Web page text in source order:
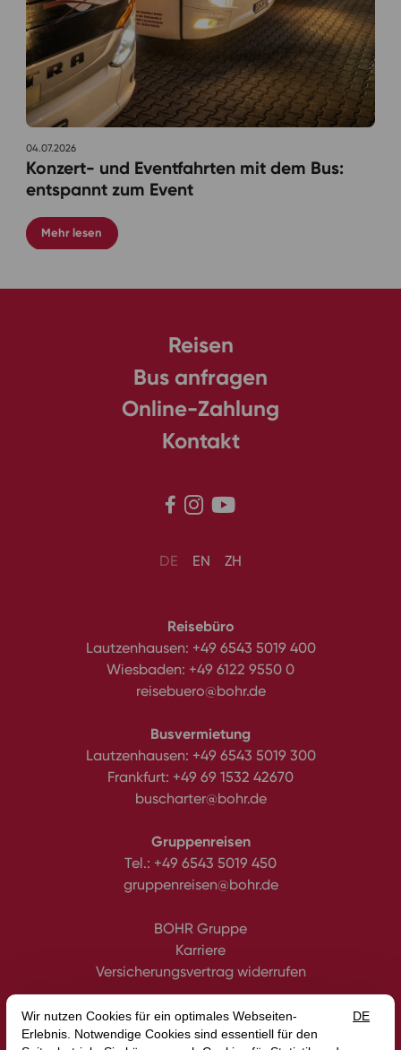
04.07.2026
Konzert- und Eventfahrten mit dem Bus:
entspannt zum Event
Mehr lesen
Reisen
Bus anfragen
Online-Zahlung
Kontakt
  
DE EN ZH
Reisebüro
Lautzenhausen: +49 6543 5019 400
Wiesbaden: +49 6122 9550 0
reisebuero@bohr.de
Busvermietung
Lautzenhausen: +49 6543 5019 300
Frankfurt: +49 69 1532 42670
buscharter@bohr.de
Gruppenreisen
Tel.: +49 6543 5019 450
gruppenreisen@bohr.de
BOHR Gruppe
Karriere
Versicherungsvertrag widerrufen
DatenschutzImpressumGutscheineAGB
Erklärung zur BarrierefreiheitMediaBlog